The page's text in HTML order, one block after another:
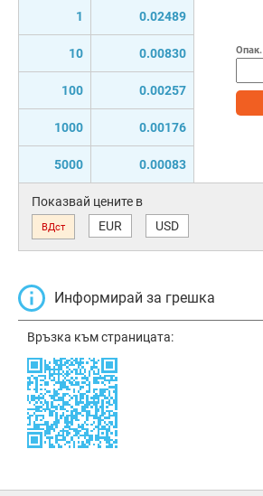
1 0.02489
10 0.00830
100 0.00257
1000 0.00176
5000 0.00083
Опак.
Показвай цените в
ВДст EUR USD
Информирай за грешка
Връзка към страницата: